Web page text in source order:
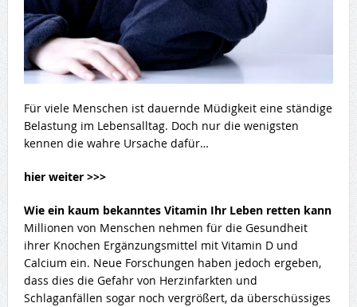
Für viele Menschen ist dauernde Müdigkeit eine ständige
Belastung im Lebensalltag. Doch nur die wenigsten
kennen die wahre Ursache dafür…
hier weiter >>>
Wie ein kaum bekanntes Vitamin Ihr Leben retten kann
Millionen von Menschen nehmen für die Gesundheit
ihrer Knochen Ergänzungsmittel mit Vitamin D und
Calcium ein. Neue Forschungen haben jedoch ergeben,
dass dies die Gefahr von Herzinfarkten und
Schlaganfällen sogar noch vergrößert, da überschüssiges